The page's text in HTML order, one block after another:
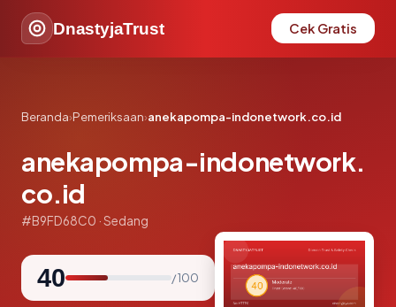
DnastyjaTrust Cek Gratis
Beranda›Pemeriksaan›anekapompa-indonetwork.co.id
anekapompa-indonetwork.
co.id
#B9FD68C0 · Sedang
40 / 100